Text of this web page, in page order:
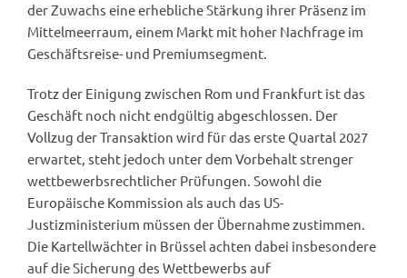
der Zuwachs eine erhebliche Stärkung ihrer Präsenz im
Mittelmeerraum, einem Markt mit hoher Nachfrage im
Geschäftsreise- und Premiumsegment.
Trotz der Einigung zwischen Rom und Frankfurt ist das
Geschäft noch nicht endgültig abgeschlossen. Der
Vollzug der Transaktion wird für das erste Quartal 2027
erwartet, steht jedoch unter dem Vorbehalt strenger
wettbewerbsrechtlicher Prüfungen. Sowohl die
Europäische Kommission als auch das US-
Justizministerium müssen der Übernahme zustimmen.
Die Kartellwächter in Brüssel achten dabei insbesondere
auf die Sicherung des Wettbewerbs auf